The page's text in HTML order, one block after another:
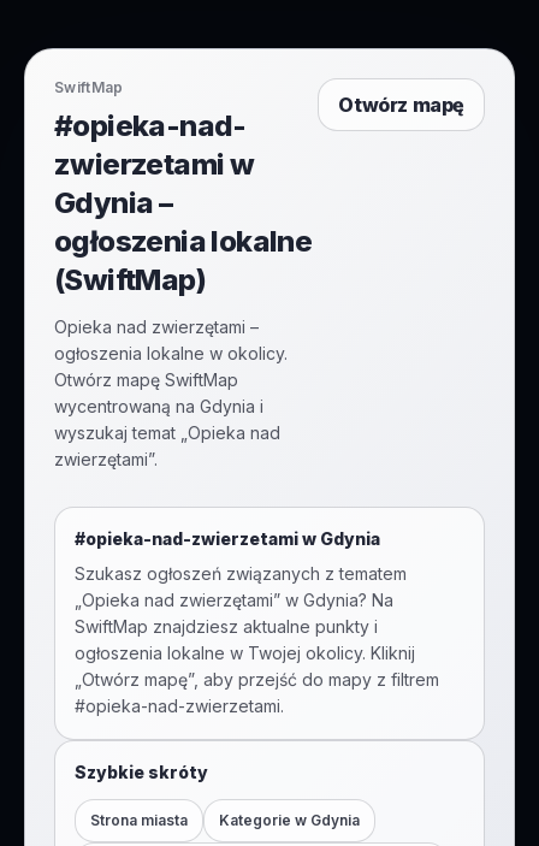
SwiftMap
#opieka-nad-
zwierzetami w
Gdynia –
ogłoszenia lokalne
(SwiftMap)
Opieka nad zwierzętami –
ogłoszenia lokalne w okolicy.
Otwórz mapę SwiftMap
wycentrowaną na Gdynia i
wyszukaj temat „Opieka nad
zwierzętami”.
Otwórz mapę
#opieka-nad-zwierzetamiw Gdynia
Szukasz ogłoszeń związanych z tematem
Opieka nad zwierzętami” w Gdynia? Na
SwiftMap znajdziesz aktualne punkty i
ogłoszenia lokalne w Twojej okolicy. Kliknij
„Otwórz mapę”, aby przejść do mapy z filtrem
#opieka-nad-zwierzetami.
Szybkie skróty
Strona miasta Kategorie w Gdynia